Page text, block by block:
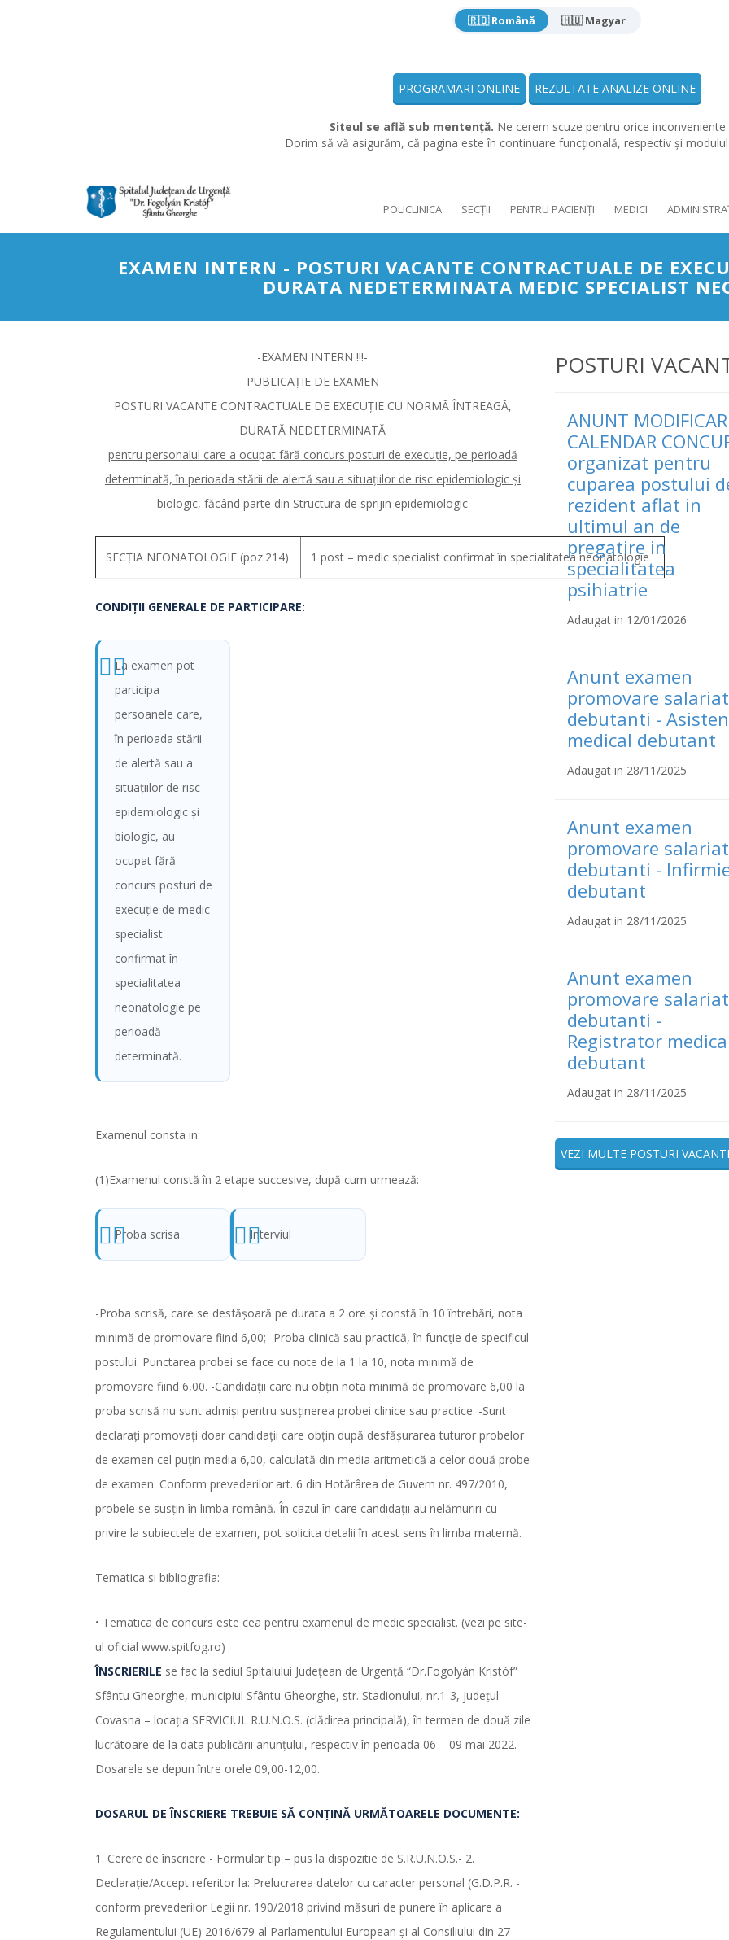
🇷🇴 Română 🇭🇺 Magyar
PROGRAMARI ONLINE REZULTATE ANALIZE ONLINE
Siteul se află sub mentență. Ne cerem scuze pentru orice inconveniente
Dorim să vă asigurăm, că pagina este în continuare funcțională, respectiv și
POLICLINICA SECȚII PENTRU PACIENȚI MEDICI
EXAMEN INTERN - POSTURI VACANTE CONTRACTUALE DE
DURATA NEDETERMINATA MEDIC SPECIALIST
-EXAMEN INTERN !!!-
PUBLICAȚIE DE EXAMEN
POSTURI VACANTE CONTRACTUALE DE EXECUȚIE CU NORMĂ ÎNTREAGĂ,
DURATĂ NEDETERMINATĂ
pentru personalul care a ocupat fără concurs posturi de execuţie, pe perioadă
determinată, în perioada stării de alertă sau a situaţiilor de risc epidemiologic şi
biologic, făcând parte din Structura de sprijin epidemiologic
SECȚIA NEONATOLOGIE (poz.214) 1 post – medic specialist confirmat în specialitatea neonatologie
CONDIŢII GENERALE DE PARTICIPARE:
La examen pot
participa
persoanele care,
în perioada stării
de alertă sau a
situaţiilor de risc
epidemiologic şi
biologic, au
ocupat fără
concurs posturi de
execuţie de medic
specialist
confirmat în
specialitatea
neonatologie pe
perioadă
determinată.
Examenul consta in:
(1)Examenul constă în 2 etape succesive, după cum urmează:
Proba scrisa Interviul
-Proba scrisă, care se desfăşoară pe durata a 2 ore şi constă în 10 întrebări, nota
minimă de promovare fiind 6,00; -Proba clinică sau practică, în funcţie de specificul
postului. Punctarea probei se face cu note de la 1 la 10, nota minimă de
promovare fiind 6,00. -Candidaţii care nu obţin nota minimă de promovare 6,00 la
proba scrisă nu sunt admişi pentru susţinerea probei clinice sau practice. -Sunt
declaraţi promovaţi doar candidaţii care obţin după desfăşurarea tuturor probelor
de examen cel puţin media 6,00, calculată din media aritmetică a celor două probe
de examen. Conform prevederilor art. 6 din Hotărârea de Guvern nr. 497/2010,
probele se susţin în limba română. În cazul în care candidaţii au nelămuriri cu
privire la subiectele de examen, pot solicita detalii în acest sens în limba maternă.
Tematica si bibliografia:
• Tematica de concurs este cea pentru examenul de medic specialist. (vezi pe site-
ul oficial www.spitfog.ro)
ÎNSCRIERILE se fac la sediul Spitalului Judeţean de Urgenţă “Dr.Fogolyán Kristóf”
Sfântu Gheorghe, municipiul Sfântu Gheorghe, str. Stadionului, nr.1-3, judeţul
Covasna – locația SERVICIUL R.U.N.O.S. (clădirea principală), în termen de două zile
lucrătoare de la data publicării anunțului, respectiv în perioada 06 – 09 mai 2022.
Dosarele se depun între orele 09,00-12,00.
DOSARUL DE ÎNSCRIERE TREBUIE SĂ CONŢINĂ URMĂTOARELE DOCUMENTE:
1. Cerere de înscriere - Formular tip – pus la dispozitie de S.R.U.N.O.S.- 2.
Declaraţie/Accept referitor la: Prelucrarea datelor cu caracter personal (G.D.P.R. -
conform prevederilor Legii nr. 190/2018 privind măsuri de punere în aplicare a
Regulamentului (UE) 2016/679 al Parlamentului European şi al Consiliului din 27
POSTURI
ANUNT
CALENDAR
organizat pentru
cuparea postului
rezident aflat in
ultimul an de
pregatire in
specialitatea
psihiatrie
Adaugat in 12/01/2026
Anunt examen
promovare
debutanti -
medical debutant
Adaugat in 28/11/2025
Anunt examen
promovare
debutanti -
debutant
Adaugat in 28/11/2025
Anunt examen
promovare
debutanti -
Registrator
debutant
Adaugat in 28/11/2025
VEZI MULTE POSTURI